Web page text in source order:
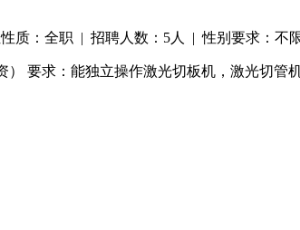
质：全职 | 招聘人数：5人 | 性别要求：不
） 要求：能独立操作激光切板机，激光切管